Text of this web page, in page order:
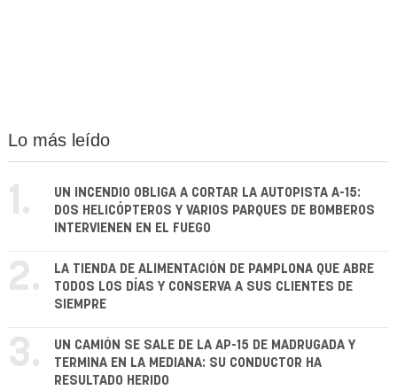
Lo más leído
1.
UN INCENDIO OBLIGA A CORTAR LA AUTOPISTA A-15:
DOS HELICÓPTEROS Y VARIOS PARQUES DE BOMBEROS
INTERVIENEN EN EL FUEGO
2.
LA TIENDA DE ALIMENTACIÓN DE PAMPLONA QUE ABRE
TODOS LOS DÍAS Y CONSERVA A SUS CLIENTES DE
SIEMPRE
3.
UN CAMIÓN SE SALE DE LA AP-15 DE MADRUGADA Y
TERMINA EN LA MEDIANA: SU CONDUCTOR HA
RESULTADO HERIDO